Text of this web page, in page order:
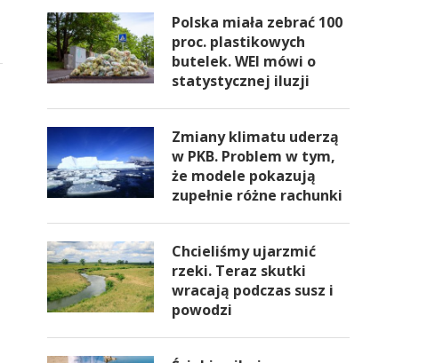
Polska miała zebrać 100
proc. plastikowych
butelek. WEI mówi o
statystycznej iluzji
Zmiany klimatu uderzą
w PKB. Problem w tym,
że modele pokazują
zupełnie różne rachunki
Chcieliśmy ujarzmić
rzeki. Teraz skutki
wracają podczas susz i
powodzi